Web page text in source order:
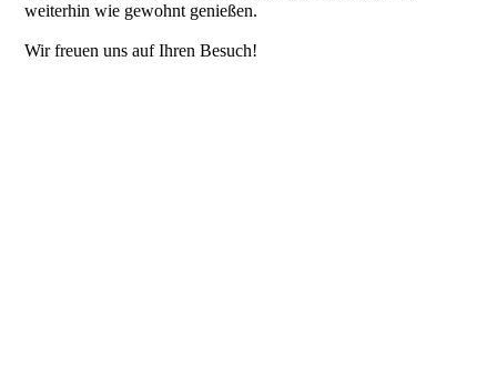
weiterhin wie gewohnt genießen.
Wir freuen uns auf Ihren Besuch!